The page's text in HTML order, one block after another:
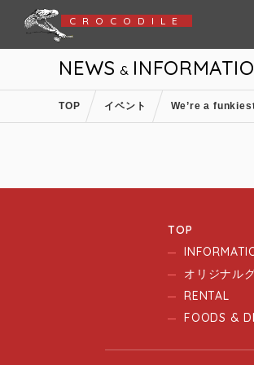
CROCODILE
NEWS &
TOP イベント We’re a
TOP
オリジナル
RENTAL
FOODS &